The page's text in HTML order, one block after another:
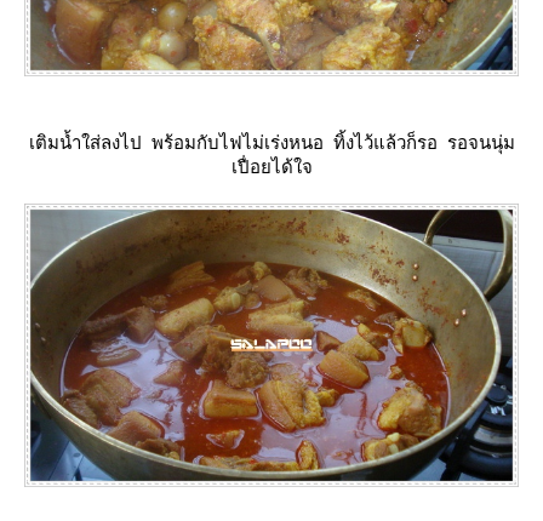
เติมน้ำใส่ลงไป พร้อมกับไฟไม่เร่งหนอ ทิ้งไว้แล้วก็รอ รอจนนุ่ม
เปื่อยได้ใจ